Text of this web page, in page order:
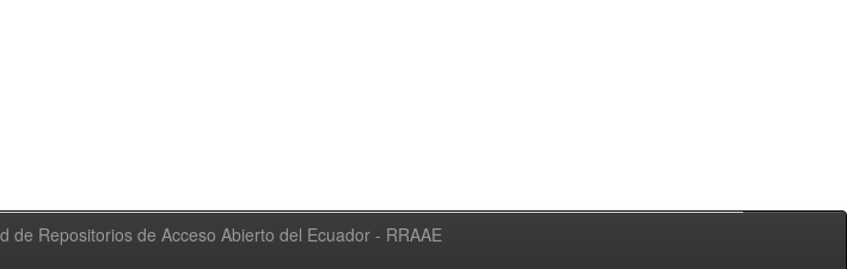
de Repositorios de Acceso Abierto del Ecuador - RRAAE